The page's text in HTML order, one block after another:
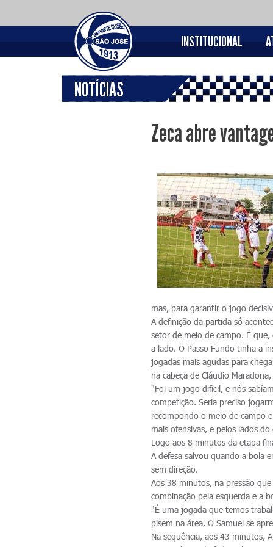
INSTITUCIONAL
NOTÍCIAS
Zeca abre
mas, para garantir o jogo
A definição da partida só
setor de meio de campo. É
a lado. O Passo Fundo tinha a
jogadas mais agudas para
na cabeça de Cláudio
"Foi um jogo difícil, e nós
competição. Seria preciso
recompondo o meio de campo
mais ofensivas, e pelos lados
Logo aos 8 minutos da etapa
A defesa salvou quando a bola
sem direção.
Aos 38 minutos, na pressão
combinação pela esquerda e a
"É uma jogada que temos
pisem na área. O Samuel se
Na sequência, aos 43 minutos,